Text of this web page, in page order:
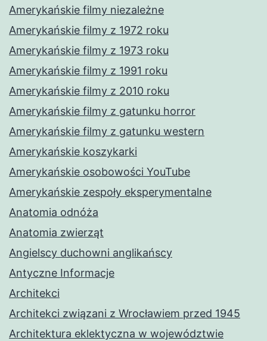
Amerykańskie filmy niezależne
Amerykańskie filmy z 1972 roku
Amerykańskie filmy z 1973 roku
Amerykańskie filmy z 1991 roku
Amerykańskie filmy z 2010 roku
Amerykańskie filmy z gatunku horror
Amerykańskie filmy z gatunku western
Amerykańskie koszykarki
Amerykańskie osobowości YouTube
Amerykańskie zespoły eksperymentalne
Anatomia odnóża
Anatomia zwierząt
Angielscy duchowni anglikańscy
Antyczne Informacje
Architekci
Architekci związani z Wrocławiem przed 1945
Architektura eklektyczna w województwie